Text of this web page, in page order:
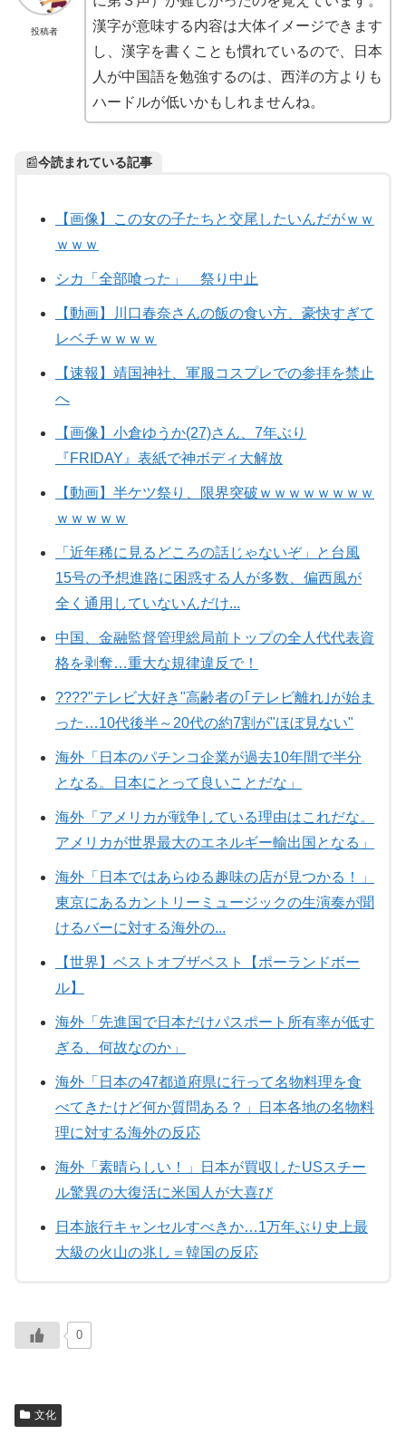
投稿者
漢字が意味する内容は大体イメージできます
し、漢字を書くことも慣れているので、日本
人が中国語を勉強するのは、西洋の方よりも
ハードルが低いかもしれませんね。
📰今読まれている記事
【画像】この女の子たちと交尾したいんだがｗｗ
ｗｗｗ
シカ「全部喰った」 祭り中止
【動画】川口春奈さんの飯の食い方、豪快すぎて
レベチｗｗｗｗ
【速報】靖国神社、軍服コスプレでの参拝を禁止
へ
【画像】小倉ゆうか(27)さん、7年ぶり
『FRIDAY』表紙で神ボディ大解放
【動画】半ケツ祭り、限界突破ｗｗｗｗｗｗｗｗ
ｗｗｗｗｗ
「近年稀に見るどころの話じゃないぞ」と台風
15号の予想進路に困惑する人が多数、偏西風が
全く通用していないんだけ...
中国、金融監督管理総局前トップの全人代代表資
格を剥奪…重大な規律違反で！
????"テレビ大好き"高齢者の｢テレビ離れ｣が始ま
った…10代後半～20代の約7割が"ほぼ見ない"
海外「日本のパチンコ企業が過去10年間で半分
となる。日本にとって良いことだな」
海外「アメリカが戦争している理由はこれだな。
アメリカが世界最大のエネルギー輸出国となる」
海外「日本ではあらゆる趣味の店が見つかる！」
東京にあるカントリーミュージックの生演奏が聞
けるバーに対する海外の...
【世界】ベストオブザベスト【ポーランドボー
ル】
海外「先進国で日本だけパスポート所有率が低す
ぎる、何故なのか」
海外「日本の47都道府県に行って名物料理を食
べてきたけど何か質問ある？」日本各地の名物料
理に対する海外の反応
海外「素晴らしい！」日本が買収したUSスチー
ル驚異の大復活に米国人が大喜び
日本旅行キャンセルすべきか…1万年ぶり史上最
大級の火山の兆し＝韓国の反応
0
文化